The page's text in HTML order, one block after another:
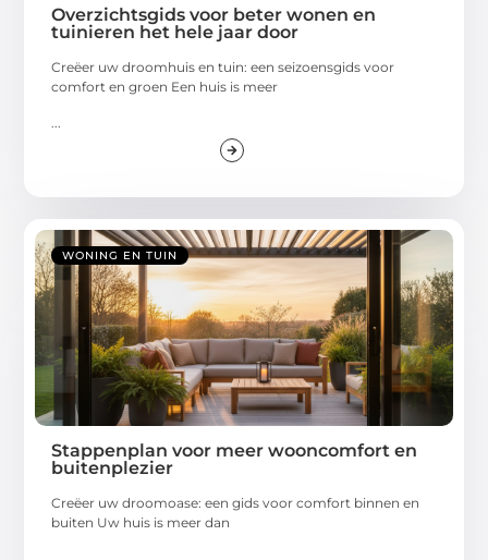
Overzichtsgids voor beter wonen en
tuinieren het hele jaar door
Creëer uw droomhuis en tuin: een seizoensgids voor
comfort en groen Een huis is meer
WONING EN TUIN
Stappenplan voor meer wooncomfort en
buitenplezier
Creëer uw droomoase: een gids voor comfort binnen en
buiten Uw huis is meer dan